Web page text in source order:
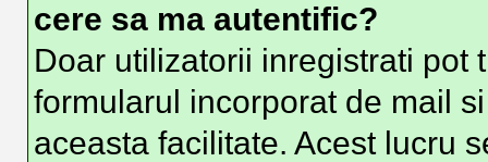
cere sa ma autentific?
Doar utilizatorii inregistrati pot
formularul incorporat de mail
aceasta facilitate. Acest lucru